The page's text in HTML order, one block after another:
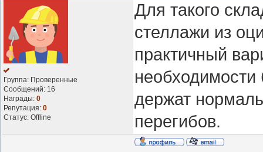
Группа: Проверенные
Сообщений: 16
Награды: 0
Репутация: 0
Статус: Offline
Для такого
стеллажи из
практичный
необходимости
держат
перегибов.